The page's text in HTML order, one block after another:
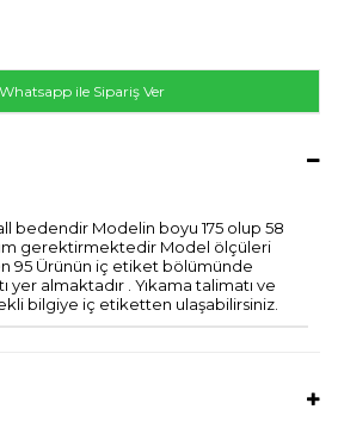
Whatsapp ile Sipariş Ver
bedendir Modelin boyu 175 olup 58
gerektirmektedir Model ölçüleri
95 Ürünün iç etiket bölümünde
yer almaktadır . Yıkama talimatı ve
bilgiye iç etiketten ulaşabilirsiniz.